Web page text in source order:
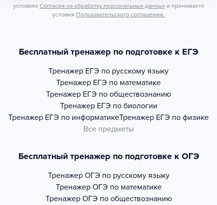
условиях Согласия на обработку персональных данных и принимаете
условия Пользовательского соглашения.
Бесплатный тренажер по подготовке к ЕГЭ
Тренажер ЕГЭ по русскому языку
Тренажер ЕГЭ по математике
Тренажер ЕГЭ по обществознанию
Тренажер ЕГЭ по биологии
Тренажер ЕГЭ по информатикеТренажер ЕГЭ по физике
Все предметы
Бесплатный тренажер по подготовке к ОГЭ
Тренажер ОГЭ по русскому языку
Тренажер ОГЭ по математике
Тренажер ОГЭ по обществознанию